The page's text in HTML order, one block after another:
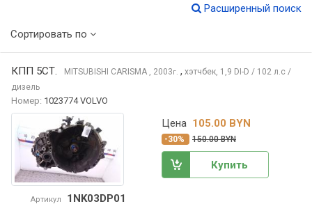
Расширенный поиск
Сортировать по
КПП 5СТ. MITSUBISHI CARISMA , 2003г. , хэтчбек, 1,9 DI-D / 102 л.с /
дизель
Номер: 1023774 VOLVO
Артикул 1NK03DP01
Цена 105.00 BYN
-30% 150.00 BYN
Купить